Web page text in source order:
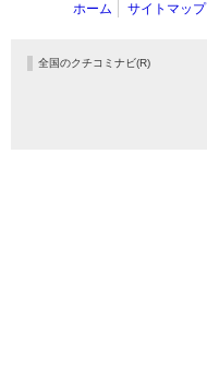
ホーム サイトマップ
全国のクチコミナビ(R)